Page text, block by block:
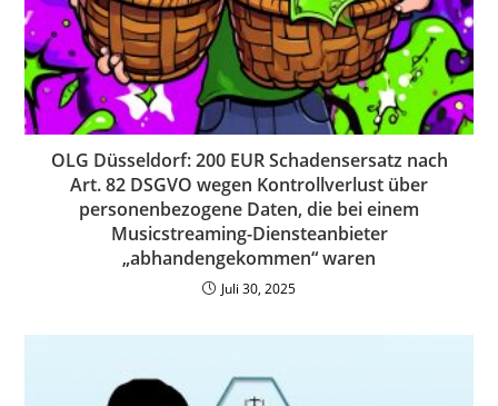
OLG Düsseldorf: 200 EUR Schadensersatz nach
Art. 82 DSGVO wegen Kontrollverlust über
personenbezogene Daten, die bei einem
Musicstreaming-Diensteanbieter
„abhandengekommen“ waren
Juli 30, 2025